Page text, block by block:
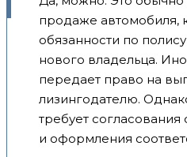
продаже автомобиля,
обязанности по
нового владельца.
передает право на
лизингодателю.
требует
и оформления